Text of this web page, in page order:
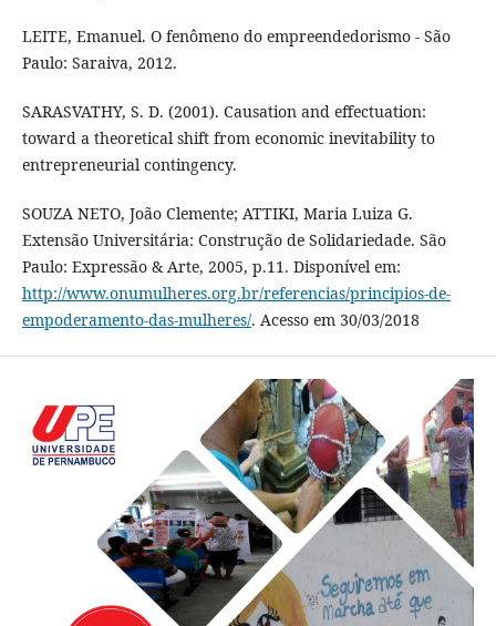
LEITE, Emanuel. O fenômeno do empreendedorismo - São
Paulo: Saraiva, 2012.
SARASVATHY, S. D. (2001). Causation and effectuation:
toward a theoretical shift from economic inevitability to
entrepreneurial contingency.
SOUZA NETO, João Clemente; ATTIKI, Maria Luiza G.
Extensão Universitária: Construção de Solidariedade. São
Paulo: Expressão & Arte, 2005, p.11. Disponível em:
http://www.onumulheres.org.br/referencias/principios-de-
empoderamento-das-mulheres/. Acesso em 30/03/2018